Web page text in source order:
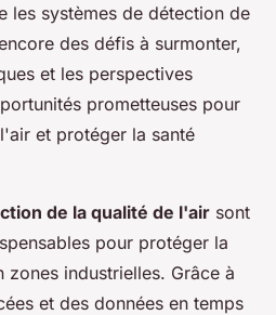
les systèmes de détection de
des défis à surmonter,
et les perspectives
prometteuses pour
et protéger la santé
de la qualité de l'air sont
pour protéger la
zones industrielles. Grâce à
et des données en temps